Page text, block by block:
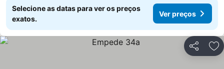
Selecione as datas para ver os preços
exatos.
Ver preços
Partilhar